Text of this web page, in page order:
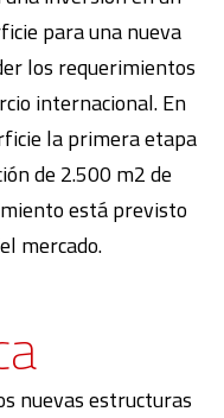
para una nueva
los requerimientos
internacional. En
la primera etapa
de 2.500 m2 de
está previsto
mercado.
nuevas estructuras